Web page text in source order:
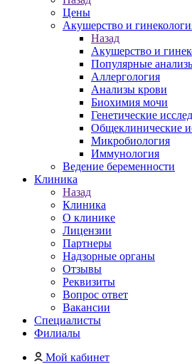
Цены
Акушерство и
Назад
Акушерство и
Популярные
Аллергология
Анализы крови
Биохимия мочи
Генетические
Общеклинические
Микробиология
Иммунология
Ведение беременности
Клиника
Назад
Клиника
О клинике
Лицензии
Партнеры
Надзорные органы
Отзывы
Реквизиты
Вопрос ответ
Вакансии
Специалисты
Филиалы
Мой кабинет